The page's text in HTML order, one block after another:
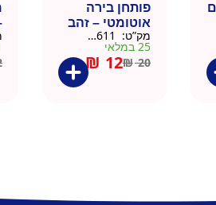
פותחן בירה
אוטומטי – זהב
מק”ט:
25 במלאי
₪20
₪ 12